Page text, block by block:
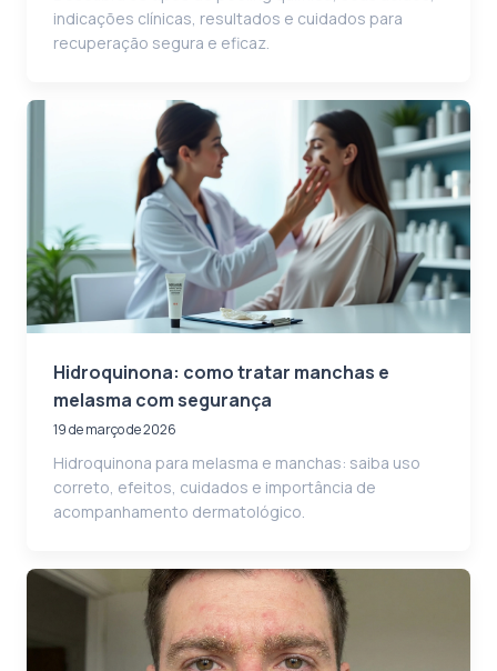
indicações clínicas, resultados e cuidados para
recuperação segura e eficaz.
Hidroquinona: como tratar manchas e
melasma com segurança
19 de março de 2026
Hidroquinona para melasma e manchas: saiba uso
correto, efeitos, cuidados e importância de
acompanhamento dermatológico.